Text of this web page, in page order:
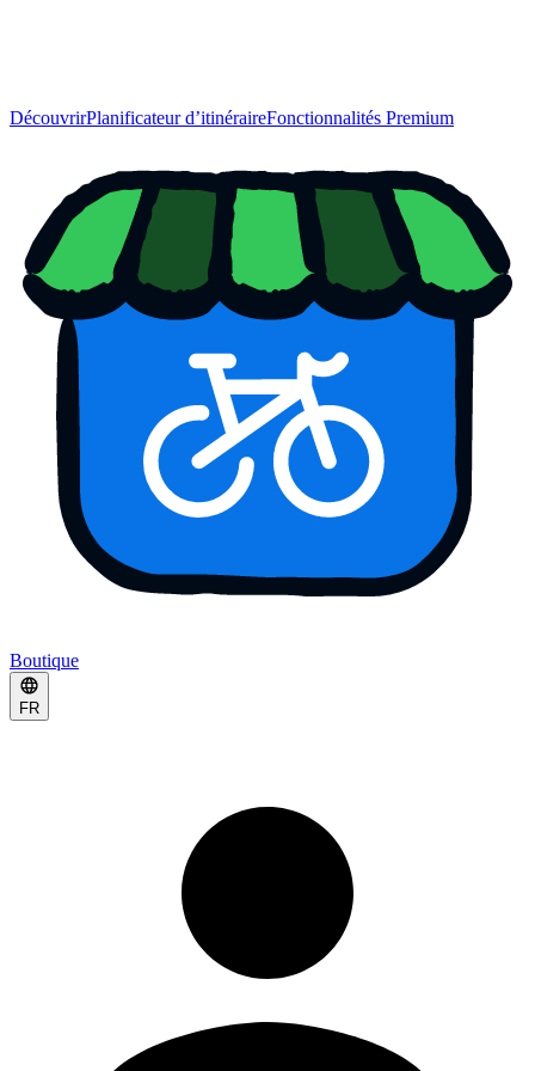
DécouvrirPlanificateur d’itinéraireFonctionnalités Premium
Boutique
FR